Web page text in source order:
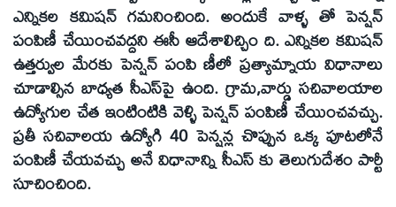
ఎన్నికల కమిషన్‌ గమనించింది. అందుకే వాళ్ళ తో పెన్షన్‌
పంపిణీ చేయించవద్దని ఈసీ ఆదేశాలిచ్చిం ది. ఎన్నికల కమిషన్‌
ఉత్తర్వుల మేరకు పెన్షన్‌ పంపి ణీలో ప్రత్యామ్నాయ విధానాలు
చూడాల్సిన బాధ్యత సీఎస్‌పై ఉంది. గ్రామ,వార్డు సచివాలయాల
ఉద్యోగుల చేత ఇంటింటికి వెళ్ళి పెన్షన్‌ పంపిణీ చేయించవచ్చు.
ప్రతీ సచివాలయ ఉద్యోగి 40 పెన్షన్ల చొప్పున ఒక్క పూటలోనే
పంపిణీ చేయవచ్చు అనే విధానాన్ని సీఎస్‌ కు తెలుగుదేశం పార్టీ
సూచించింది.